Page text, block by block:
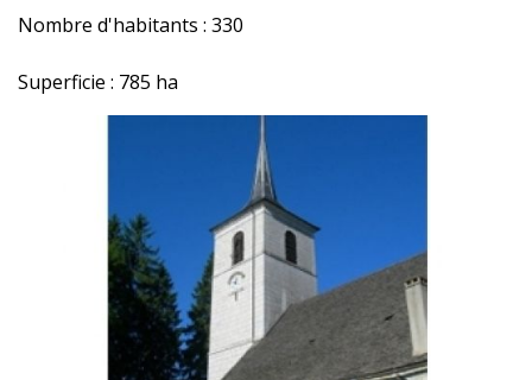
Nombre d'habitants : 330
Superficie : 785 ha